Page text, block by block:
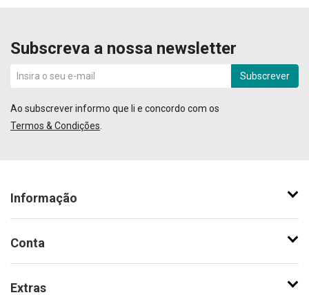
Subscreva a nossa newsletter
Subscrever
Ao subscrever informo que li e concordo com os
Termos & Condições
Informação
Conta
Extras